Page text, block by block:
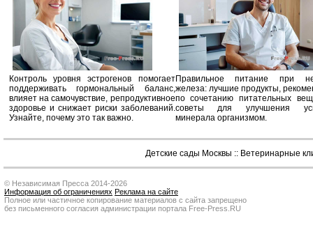
Контроль уровня эстрогенов помогает
поддерживать гормональный баланс,
влияет на самочувствие, репродуктивное
здоровье и снижает риски заболеваний.
Узнайте, почему это так важно.
Правильное питание при
железа: лучшие продукты,
по сочетанию питательных
советы для улучшения
минерала организмом.
Детские сады Москвы :: Ветеринарные
© Независимая Пресса 2014-2026
Информация об ограничениях Реклама на сайте
Полное или частичное копирование материалов с сайта запрещено
без письменного согласия администрации портала Free-Press.RU